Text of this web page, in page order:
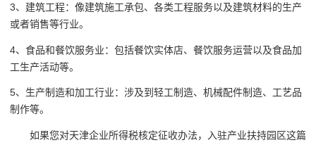
3、建筑工程：像建筑施工承包、各类工程服务以及建筑材料的生产
或者销售等行业。
4、食品和餐饮服务业：包括餐饮实体店、餐饮服务运营以及食品加
工生产活动等。
5、生产制造和加工行业：涉及到轻工制造、机械配件制造、工艺品
制作等。
如果您对天津企业所得税核定征收办法，入驻产业扶持园区这篇